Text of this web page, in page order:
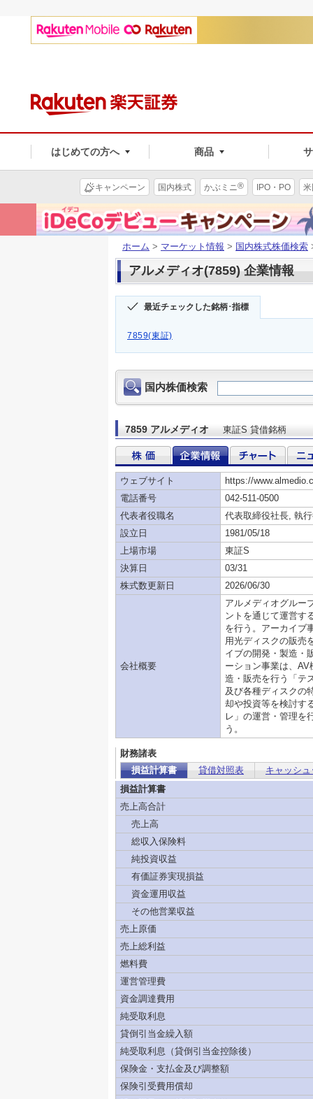
はじめての方へ 商品
キャンペーン 国内株式 かぶミニ® IPO・PO
ホーム > マーケット情報 > 国内株式株価検索
アルメディオ(7859) 企業情報
最近チェックした銘柄･指標
7859(東証)